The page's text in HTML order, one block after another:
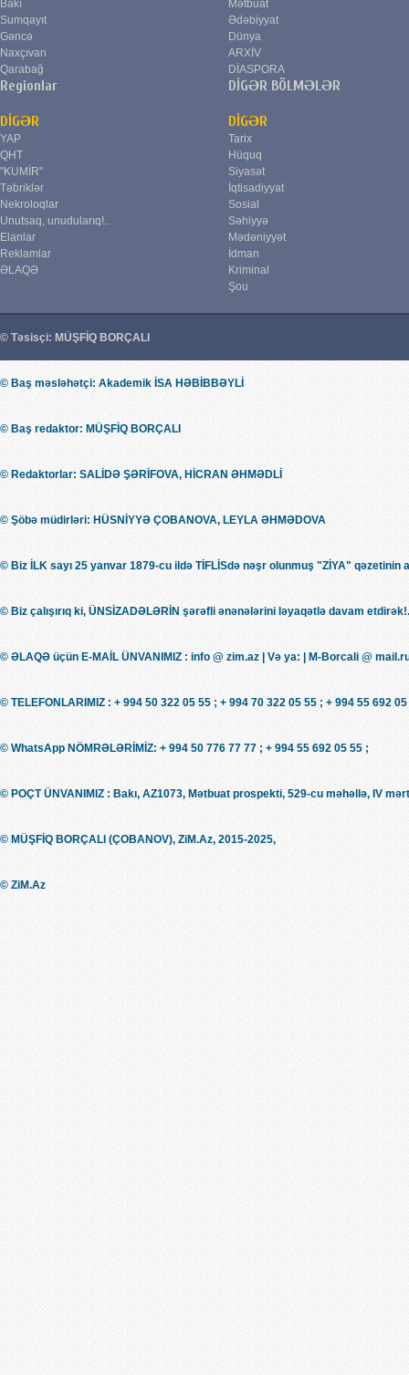
Bakı
Sumqayıt
Gəncə
Naxçıvan
Qarabağ
Regionlar
Mətbuat
Ədəbiyyat
Dünya
ARXİV
DİASPORA
DİGƏR BÖLMƏLƏR
DİGƏR
YAP
QHT
"KUMİR"
Təbriklər
Nekroloqlar
Unutsaq, unudularıq!..
Elanlar
Reklamlar
ƏLAQƏ
DİGƏR
Tarix
Hüquq
Siyasət
İqtisadiyyat
Sosial
Səhiyyə
Mədəniyyət
İdman
Kriminal
Şou
© Təsisçi: MÜŞFİQ BORÇALI
© Baş məsləhətçi: Akademik İSA HƏBİBBƏYLİ
© Baş redaktor: MÜŞFİQ BORÇALI
© Redaktorlar: SALİDƏ ŞƏRİFOVA, HİCRAN ƏHMƏDLİ
© Şöbə müdirləri: HÜSNİYYƏ ÇOBANOVA, LEYLA ƏHMƏDOVA
© Biz İLK sayı 25 yanvar 1879-cu ildə TİFLİSdə nəşr olunmuş "ZİYA" qəzetinin
© Biz çalışırıq ki, ÜNSİZADƏLƏRİN şərəfli ənənələrini ləyaqətlə davam
© ƏLAQƏ üçün E-MAİL ÜNVANIMIZ : info @ zim.az | Və ya: | M-Borcali @
© TELEFONLARIMIZ : + 994 50 322 05 55 ; + 994 70 322 05 55 ; + 994 55 692
© WhatsApp NÖMRƏLƏRİMİZ: + 994 50 776 77 77 ; + 994 55 692 05 55 ;
© POÇT ÜNVANIMIZ : Bakı, AZ1073, Mətbuat prospekti, 529-cu məhəllə, IV
© MÜŞFİQ BORÇALI (ÇOBANOV), ZiM.Az, 2015-2025,
© ZiM.Az